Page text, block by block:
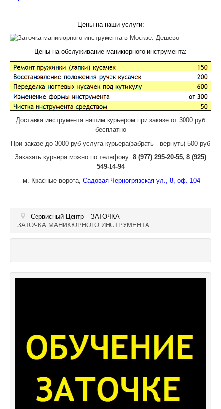
Цены на наши услуги:
Цены на обслуживание маникюрного инструмента:
Доставка инструмента нашим курьером при заказе от 3000 руб
бесплатно
При заказе до 3000 руб услуга курьера(забрать - вернуть) 500 руб
Заказать курьера можно по телефону: 8 (977) 295-20-55, 8 (925)
549-14-94
м. Красные ворота, Садовая-Черногрязская ул., 8, оф. 104
Сервисный Центр
ЗАТОЧКА
ЗАТОЧКА МАНИКЮРНОГО ИНСТРУМЕНТА